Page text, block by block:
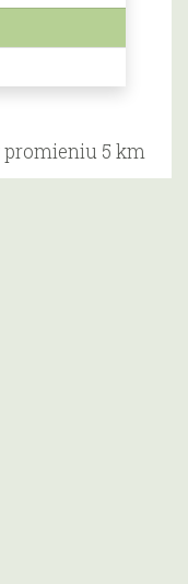
promieniu 5 km